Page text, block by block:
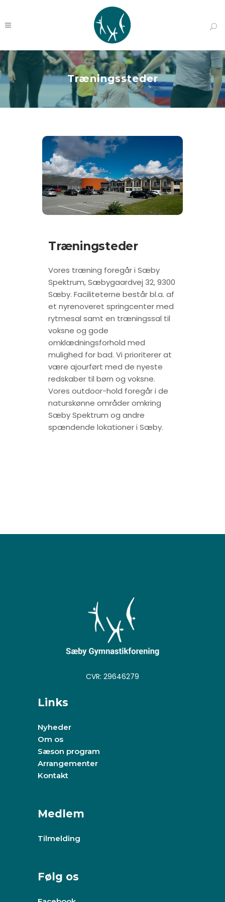
Træningssteder
Træningsteder
Vores træning foregår i Sæby
Spektrum, Sæbygaardvej 32, 9300
Sæby. Faciliteterne består bl.a. af
et nyrenoveret springcenter med
rytmesal samt en træningssal til
voksne og gode
omklædningsforhold med
mulighed for bad. Vi prioriterer at
være ajourført med de nyeste
redskaber til børn og voksne.
Vores outdoor-hold foregår i de
naturskønne områder omkring
Sæby Spektrum og andre
spændende lokationer i Sæby.
CVR: 29646279
Links
Nyheder
Om os
Sæson program
Arrangementer
Kontakt
Medlem
Tilmelding
Følg os